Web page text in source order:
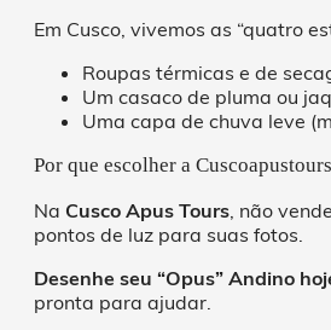
Em Cusco, vivemos as “quatro
Roupas térmicas e de
Um casaco de pluma ou
Uma capa de chuva leve
Por que escolher a
Na Cusco Apus Tours , não
pontos de luz para suas fotos.
Desenhe seu “Opus” Andino
pronta para ajudar.